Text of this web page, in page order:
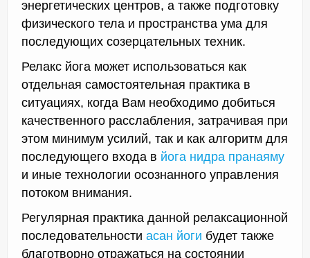
энергетических центров, а также подготовку
физического тела и пространства ума для
последующих созерцательных техник.
Релакс йога может использоваться как
отдельная самостоятельная практика в
ситуациях, когда Вам необходимо добиться
качественного расслабления, затрачивая при
этом минимум усилий, так и как алгоритм для
последующего входа в йога нидра пранаяму
и иные технологии осознанного управления
потоком внимания.
Регулярная практика данной релаксационной
последовательности асан йоги будет также
благотворно отражаться на состоянии